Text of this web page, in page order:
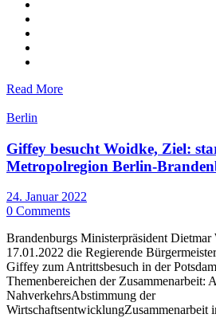
Read More
Berlin
Giffey besucht Woidke, Ziel:
Metropolregion Berlin-
24. Januar 2022
0 Comments
Brandenburgs Ministerpräsident
17.01.2022 die Regierende
Giffey zum Antrittsbesuch in der
Themenbereichen der Zusammenarbeit:
NahverkehrsAbstimmung der
WirtschaftsentwicklungZusammenarbeit